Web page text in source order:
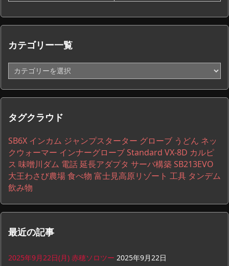
カテゴリー一覧
テ
ゴ
リ
一
タグクラウド
SB6X インカム ジャンプスターター グローブ うどん ネッ
クウォーマー インナーグローブStandard VX-8D カルピ
ス 味噌川ダム 電話延長アダプタ サーバ構築SB213EVO
大王わさび農場食べ物 富士見高原リゾート 工具 タンデム
飲み物
最近の記事
2025年9月22日(月) 赤穂ソロツー 2025年9月22日